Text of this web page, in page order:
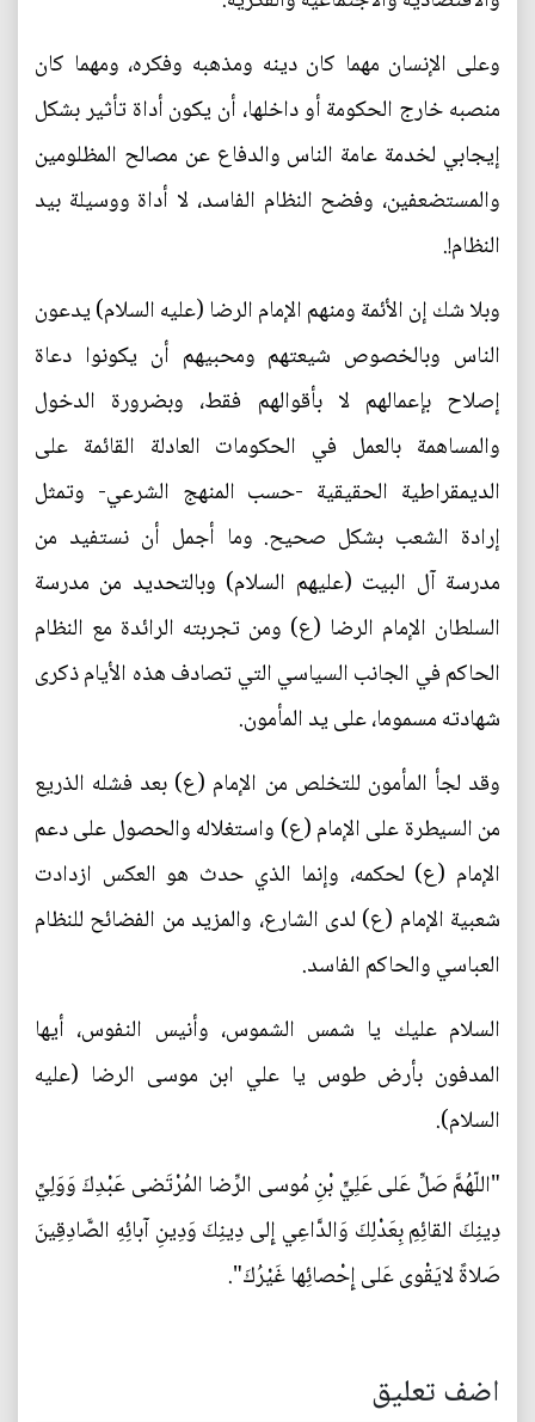
وعلى الإنسان مهما كان دينه ومذهبه وفكره، ومهما كان
منصبه خارج الحكومة أو داخلها، أن يكون أداة تأثير بشكل
إيجابي لخدمة عامة الناس والدفاع عن مصالح المظلومين
والمستضعفين، وفضح النظام الفاسد، لا أداة ووسيلة بيد
النظام!.
وبلا شك إن الأئمة ومنهم الإمام الرضا (عليه السلام) يدعون
الناس وبالخصوص شيعتهم ومحبيهم أن يكونوا دعاة
إصلاح بإعمالهم لا بأقوالهم فقط، وبضرورة الدخول
والمساهمة بالعمل في الحكومات العادلة القائمة على
الديمقراطية الحقيقية -حسب المنهج الشرعي- وتمثل
إرادة الشعب بشكل صحيح. وما أجمل أن نستفيد من
مدرسة آل البيت (عليهم السلام) وبالتحديد من مدرسة
السلطان الإمام الرضا (ع) ومن تجربته الرائدة مع النظام
الحاكم في الجانب السياسي التي تصادف هذه الأيام ذكرى
شهادته مسموما، على يد المأمون.
وقد لجأ المأمون للتخلص من الإمام (ع) بعد فشله الذريع
من السيطرة على الإمام (ع) واستغلاله والحصول على دعم
الإمام (ع) لحكمه، وإنما الذي حدث هو العكس ازدادت
شعبية الإمام (ع) لدى الشارع، والمزيد من الفضائح للنظام
العباسي والحاكم الفاسد.
السلام عليك يا شمس الشموس، وأنيس النفوس، أيها
المدفون بأرض طوس يا علي ابن موسى الرضا (عليه
السلام).
"اللّهُمَّ صَلِّ عَلى عَلِيٍّ بْنِ مُوسى الرِّضا المُرْتَضى عَبْدِكَ وَوَلِيِّ
دِينِكَ القائِمِ بِعَدْلِكَ وَالدَّاعِي إِلى دِينِكَ وَدِينِ آبائِهِ الصَّادِقِينَ
صَلاةً لايَقْوى عَلى إِحْصائِها غَيْرُكَ".
اضف تعليق